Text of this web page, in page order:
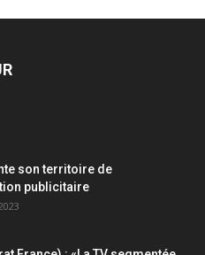
son territoire de
publicitaire